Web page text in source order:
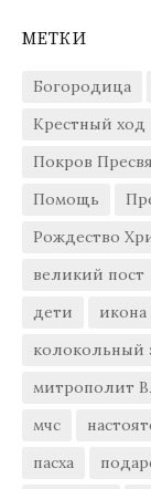
МЕТКИ
Богородица
Крестный ход
Покров
Помощь
Рождество
великий пост
дети
икона
колокольный
митрополит
мчс
пасха